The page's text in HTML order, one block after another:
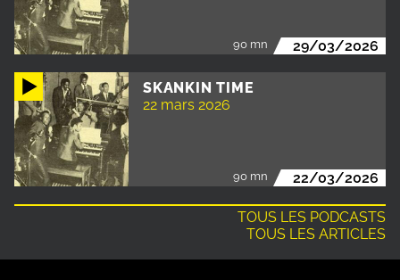
90 mn 29/03/2026
SKANKIN TIME
22 mars 2026
90 mn 22/03/2026
TOUS LES PODCASTS
TOUS LES ARTICLES